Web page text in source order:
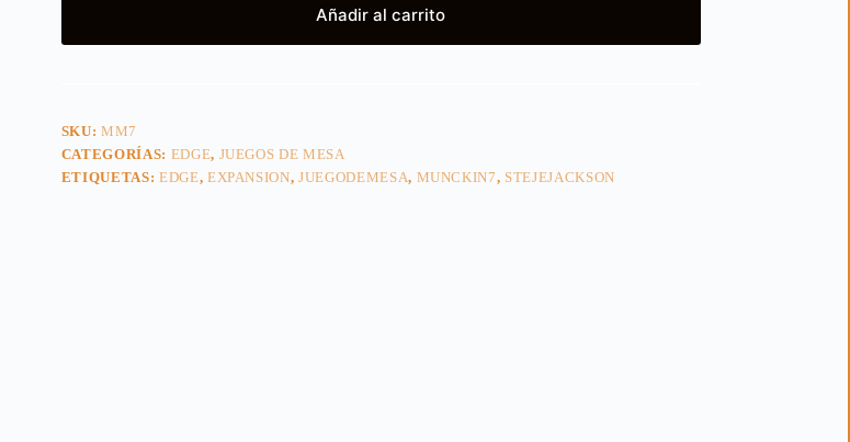
Añadir al carrito
SKU:MM7
CATEGORÍAS: EDGE, JUEGOS DE MESA
ETIQUETAS: EDGE, EXPANSION,JUEGODEMESA, MUNCKIN7, STEJEJACKSON